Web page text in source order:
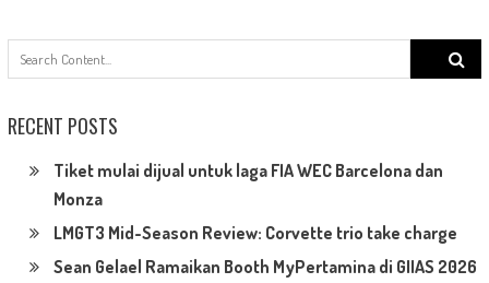
Search
RECENT POSTS
Tiket mulai dijual untuk laga FIA WEC Barcelona dan
Monza
LMGT3 Mid-Season Review: Corvette trio take charge
Sean Gelael Ramaikan Booth MyPertamina di GIIAS 2026